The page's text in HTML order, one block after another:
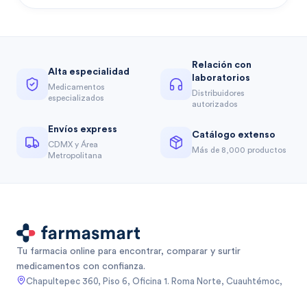
Alta especialidad
Medicamentos
especializados
Relación con
laboratorios
Distribuidores
autorizados
Envíos express
CDMX y Área
Metropolitana
Catálogo extenso
Más de 8,000 productos
Tu farmacia online para encontrar, comparar y surtir
medicamentos con confianza.
Chapultepec 360, Piso 6, Oficina 1. Roma Norte, Cuauhtémoc,